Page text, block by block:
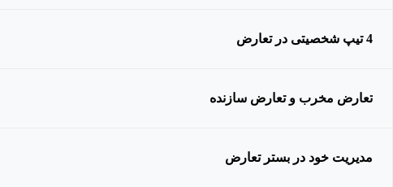
4 تیپ شخصیتی در تعارض
تعارض مخرب و تعارض سازنده
مدیریت خود در بستر تعارض